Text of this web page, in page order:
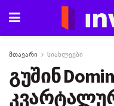
მთავარი სიახლეები
გუშინ